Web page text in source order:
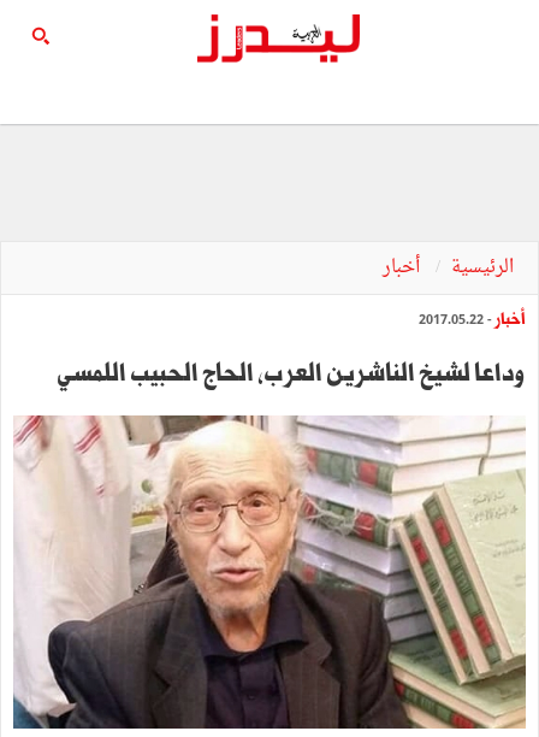
الرئيسية أخبار
أخبار - 2017.05.22
وداعا لشيخ الناشرين العرب، الحاج الحبيب اللمسي